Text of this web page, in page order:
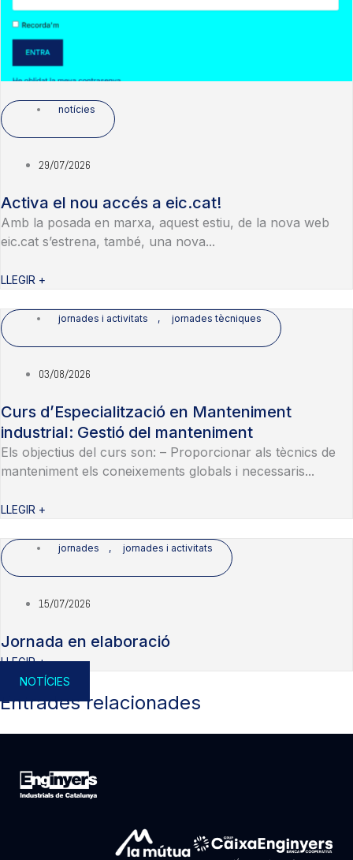
notícies
29/07/2026
Activa el nou accés a eic.cat!
Amb la posada en marxa, aquest estiu, de la nova web
eic.cat s’estrena, també, una nova...
LLEGIR +
jornades i activitats , jornades tècniques
03/08/2026
Curs d’Especialització en Manteniment
industrial: Gestió del manteniment
Els objectius del curs son: – Proporcionar als tècnics de
manteniment els coneixements globals i necessaris...
LLEGIR +
jornades , jornades i activitats
15/07/2026
Jornada en elaboració
LLEGIR +
NOTÍCIES
Entrades relacionades